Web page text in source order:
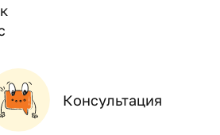
Консультация